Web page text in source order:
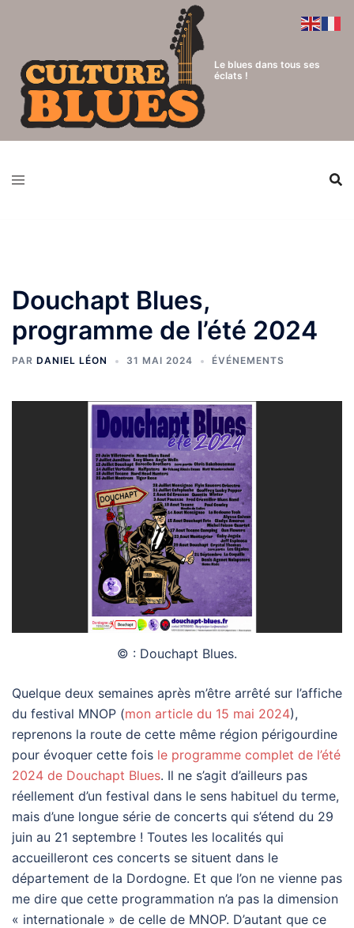
Le blues dans tous ses
éclats !
Douchapt Blues,
programme de l’été 2024
PAR DANIEL LÉON 31 MAI 2024 ÉVÉNEMENTS
© : Douchapt Blues.
Quelque deux semaines après m’être arrêté sur l’affiche
du festival MNOP (mon article du 15 mai 2024),
reprenons la route de cette même région périgourdine
pour évoquer cette fois le programme complet de l’été
2024 de Douchapt Blues. Il ne s’agit d’ailleurs pas
réellement d’un festival dans le sens habituel du terme,
mais d’une longue série de concerts qui s’étend du 29
juin au 21 septembre ! Toutes les localités qui
accueilleront ces concerts se situent dans le
département de la Dordogne. Et que l’on ne vienne pas
me dire que cette programmation n’a pas la dimension
« internationale » de celle de MNOP. D’autant que ce